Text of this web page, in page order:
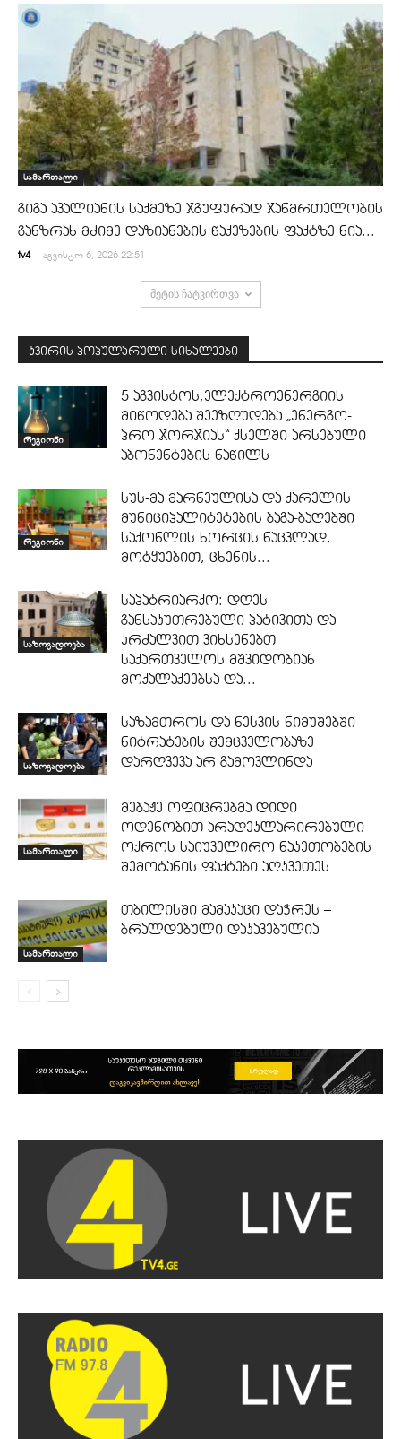
სამართალი
გიგა ავალიანის საქმეზე ჯგუფურად ჯანმრთელობის
განზრახ მძიმე დაზიანების წაქეზების ფაქტზე ნია...
tv4 - აგვისტო 6, 2026 22:51
მეტის ჩატვირთვა
კვირის პოპულარული სიხალეები
რეგიონი
5 აგვისტოს,ელექტროენერგიის
მიწოდება შეეზღუდება „ენერგო-
პრო ჯორჯიას“ ქსელში არსებული
აბონენტების ნაწილს
რეგიონი
სუს-მა მარნეულისა და ქარელის
მუნიციპალიტეტების ბაგა-ბაღებში
საქონლის ხორცის ნაცვლად,
მოტყუებით, ცხენის...
საზოგადოება
საპატრიარქო: დღეს
განსაკუთრებული პატივითა და
კრძალვით ვიხსენებთ
საქართველოს მშვიდობიან
მოქალაქეებსა და...
საზოგადოება
საზამთროს და ნესვის ნიმუშებში
ნიტრატების შემცველობაზე
დარღვევა არ გამოვლინდა
სამართალი
მებაჟე ოფიცრებმა დიდი
ოდენობით არადეკლარირებული
ოქროს საიუველირო ნაკეთობების
შემოტანის ფაქტები აღკვეთეს
სამართალი
თბილისში მამაკაცი დაჭრეს –
ბრალდებული დაკავებულია